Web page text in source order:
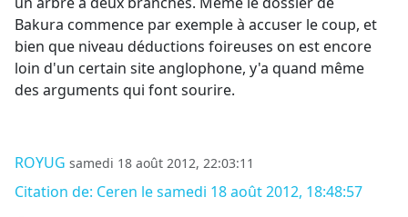
Bakura commence par exemple à accuser le coup, et
bien que niveau déductions foireuses on est encore
loin d'un certain site anglophone, y'a quand même
des arguments qui font sourire.
ROYUG samedi 18 août 2012, 22:03:11
Citation de: Ceren le samedi 18 août 2012, 18:48:57